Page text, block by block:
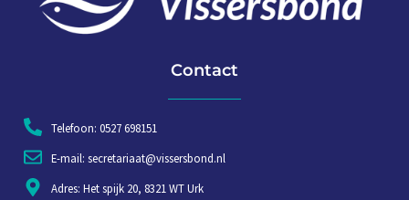
Contact
Telefoon: 0527 698151
E-mail: secretariaat@vissersbond.nl
Adres: Het spijk 20, 8321 WT Urk